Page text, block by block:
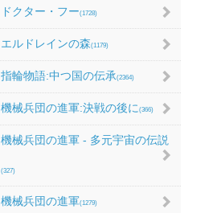
ドクター・フー(1728)
エルドレインの森(1179)
指輪物語:中つ国の伝承(2364)
機械兵団の進軍:決戦の後に (366)
機械兵団の進軍 - 多元宇宙の伝説
(327)
機械兵団の進軍(1279)